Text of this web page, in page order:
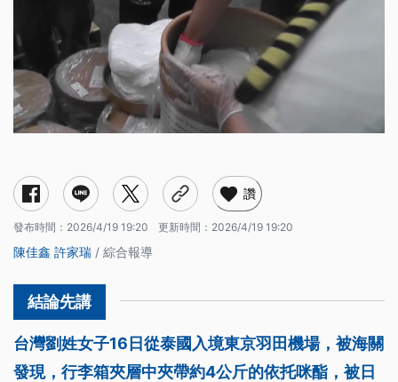
讚
發布時間： 2026/4/19 19:20 更新時間： 2026/4/19 19:20
陳佳鑫 許家瑞 / 綜合報導
台灣劉姓女子16日從泰國入境東京羽田機場，被海關
發現，行李箱夾層中夾帶約4公斤的依托咪酯，被日